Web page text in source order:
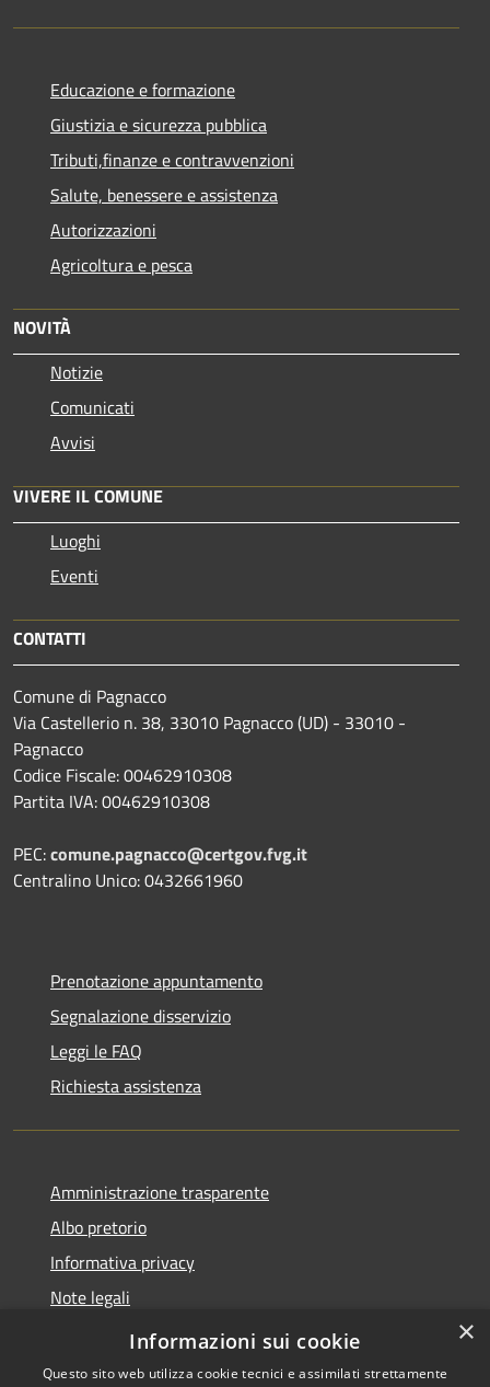
Educazione e formazione
Giustizia e sicurezza pubblica
Tributi,finanze e contravvenzioni
Salute, benessere e assistenza
Autorizzazioni
Agricoltura e pesca
NOVITÀ
Notizie
Comunicati
Avvisi
VIVERE IL COMUNE
Luoghi
Eventi
CONTATTI
Comune di Pagnacco
Via Castellerio n. 38, 33010 Pagnacco (UD) - 33010 -
Pagnacco
Codice Fiscale: 00462910308
Partita IVA: 00462910308
PEC:comune.pagnacco@certgov.fvg.it
Centralino Unico: 0432661960
Prenotazione appuntamento
Segnalazione disservizio
Leggi le FAQ
Richiesta assistenza
Amministrazione trasparente
Albo pretorio
Informativa privacy
Note legali
Dichiarazione di accessibilità
×
Informazioni sui cookie
Questo sito web utilizza cookie tecnici e assimilati strettamente